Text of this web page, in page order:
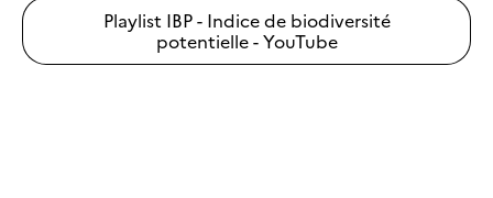
Playlist IBP - Indice de biodiversité
potentielle - YouTube